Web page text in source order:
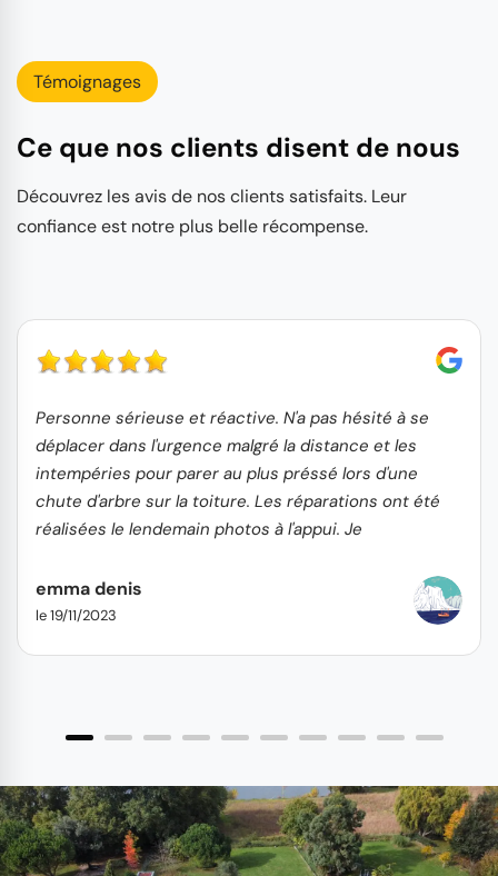
Témoignages
Ce que nos clients disent de nous
Découvrez les avis de nos clients satisfaits. Leur
confiance est notre plus belle récompense.
Personne sérieuse et réactive. N'a pas hésité à se
déplacer dans l'urgence malgré la distance et les
intempéries pour parer au plus préssé lors d'une
chute d'arbre sur la toiture. Les réparations ont été
réalisées le lendemain photos à l'appui. Je
emma denis
le 19/11/2023